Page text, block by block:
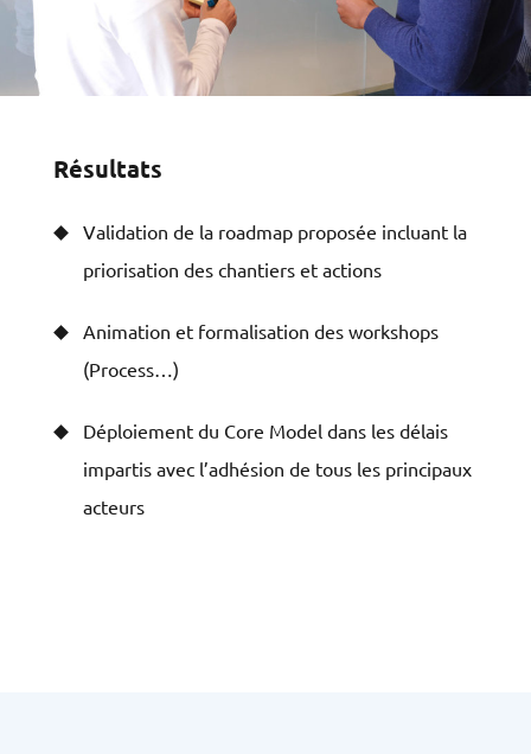
Résultats
Validation de la roadmap proposée incluant la
priorisation des chantiers et actions
Animation et formalisation des workshops
(Process…)
Déploiement du Core Model dans les délais
impartis avec l’adhésion de tous les principaux
acteurs